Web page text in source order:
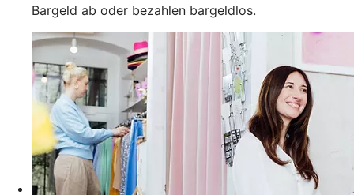
Bargeld ab oder bezahlen bargeldlos.